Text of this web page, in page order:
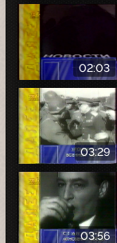
02:03
03:29
03:56